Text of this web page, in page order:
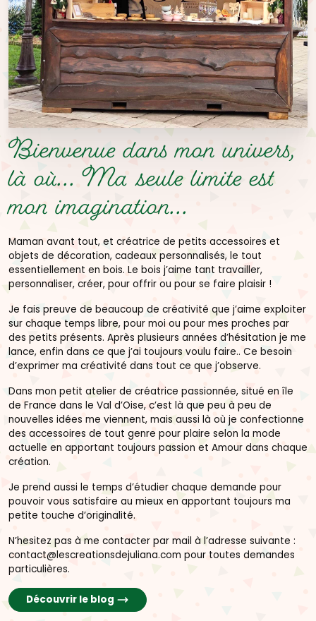
Bienvenue dans mon univers,
là où...Ma seule limite est
mon imagination...
Maman avant tout, et créatrice de petits accessoires et
objets de décoration, cadeaux personnalisés, le tout
essentiellement en bois. Le bois j’aime tant travailler,
personnaliser, créer, pour offrir ou pour se faire plaisir !
Je fais preuve de beaucoup de créativité que j’aime exploiter
sur chaque temps libre, pour moi ou pour mes proches par
des petits présents. Après plusieurs années d’hésitation je me
lance, enfin dans ce que j’ai toujours voulu faire.. Ce besoin
d’exprimer ma créativité dans tout ce que j’observe.
Dans mon petit atelier de créatrice passionnée, situé en île
de France dans le Val d’Oise, c’est là que peu à peu de
nouvelles idées me viennent, mais aussi là où je confectionne
des accessoires de tout genre pour plaire selon la mode
actuelle en apportant toujours passion et Amour dans chaque
création.
Je prend aussi le temps d’étudier chaque demande pour
pouvoir vous satisfaire au mieux en apportant toujours ma
petite touche d’originalité.
N’hesitez pas à me contacter par mail à l’adresse suivante :
contact@lescreationsdejuliana.com pour toutes demandes
particulières.
Découvrir le blog